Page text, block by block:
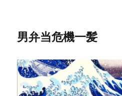
男弁当危機一髪